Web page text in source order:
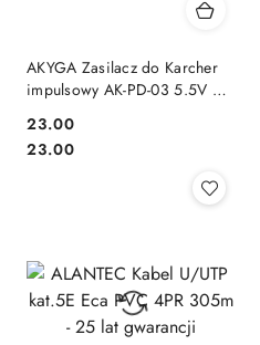
AKYGA Zasilacz do Karcher
impulsowy AK-PD-03 5.5V /
Karcher
Cena:
23.00
Cena:
23.00